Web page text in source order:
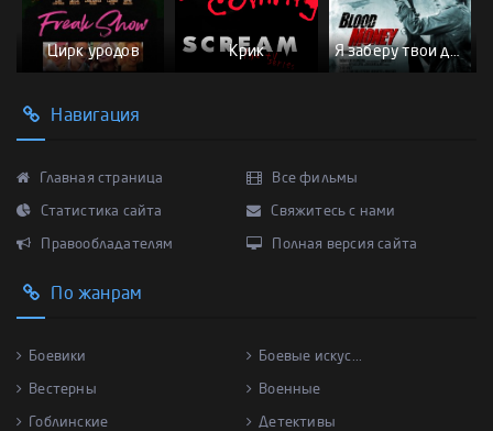
Цирк уродов Крик Я заберу твои деньги
Навигация
Главная страница Все фильмы
Статистика сайта Свяжитесь с нами
Правообладателям Полная версия сайта
По жанрам
Боевики Боевые искус...
Вестерны Военные
Гоблинские Детективы